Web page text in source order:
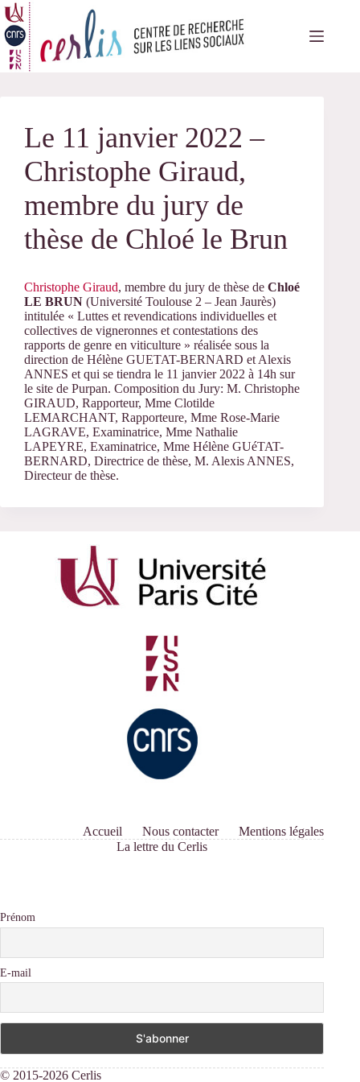
Passer
au
contenu
Le 11 janvier 2022 –
Christophe Giraud,
membre du jury de
thèse de Chloé le Brun
Christophe Giraud, membre du jury de thèse de Chloé
LE BRUN (Université Toulouse 2 – Jean Jaurès)
intitulée « Luttes et revendications individuelles et
collectives de vigneronnes et contestations des
rapports de genre en viticulture » réalisée sous la
direction de Hélène GUETAT-BERNARD et Alexis
ANNES et qui se tiendra le 11 janvier 2022 à 14h sur
le site de Purpan. Composition du Jury: M. Christophe
GIRAUD, Rapporteur, Mme Clotilde
LEMARCHANT, Rapporteure, Mme Rose-Marie
LAGRAVE, Examinatrice, Mme Nathalie
LAPEYRE, Examinatrice, Mme Hélène GUéTAT-
BERNARD, Directrice de thèse, M. Alexis ANNES,
Directeur de thèse.
Accueil Nous contacter
Mentions légales
La lettre du Cerlis
Prénom
E-mail
© 2015-2026 Cerlis